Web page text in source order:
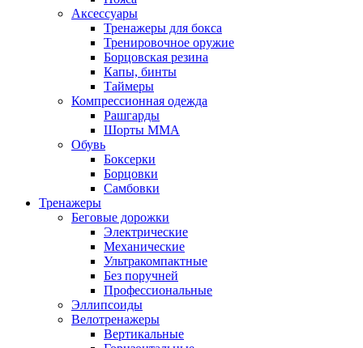
Аксессуары
Тренажеры для бокса
Тренировочное оружие
Борцовская резина
Капы, бинты
Таймеры
Компрессионная одежда
Рашгарды
Шорты MMA
Обувь
Боксерки
Борцовки
Самбовки
Тренажеры
Беговые дорожки
Электрические
Механические
Ультракомпактные
Без поручней
Профессиональные
Эллипсоиды
Велотренажеры
Вертикальные